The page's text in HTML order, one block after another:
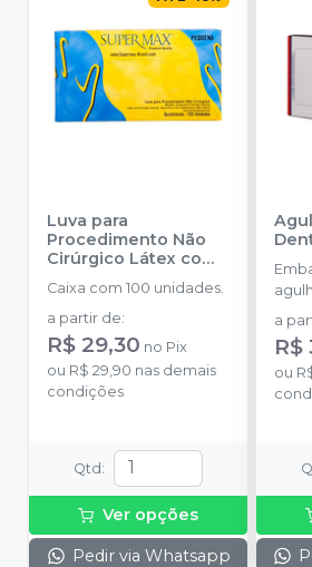
Luva para
Procedimento Não
Cirúrgico Látex com
Pó
SUPERMAX
Caixa com 100 unidades.
a partir de:
R$ 29,30 no Pix
ou R$ 29,90 nas demais
condições
Qtd :
Ver opções
Pedir via Whatsapp
a
R$
ou